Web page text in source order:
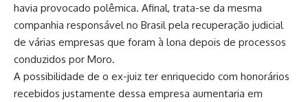
havia provocado polêmica. Afinal, trata-se da mesma
companhia responsável no Brasil pela recuperação judicial
de várias empresas que foram à lona depois de processos
conduzidos por Moro.
A possibilidade de o ex-juiz ter enriquecido com honorários
recebidos justamente dessa empresa aumentaria em